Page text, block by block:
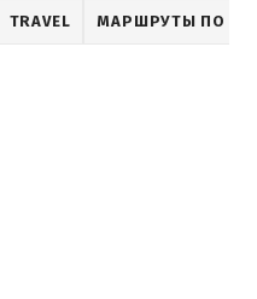
TRAVEL МАРШРУТЫ ПО